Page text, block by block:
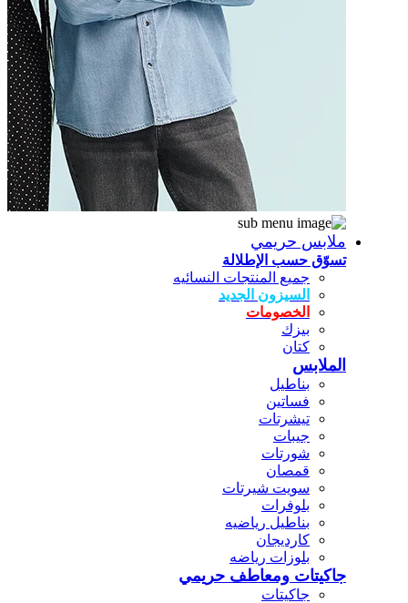
ملابس حريمي
تسوّق حسب الإطلالة
جميع المنتجات النسائيه
السيزون الجديد
الخصومات
بيزك
كتان
الملابس
بناطيل
فساتين
تيشرتات
جيبات
شورتات
قمصان
سويت شيرتات
بلوفرات
بناطيل رياضيه
كارديجان
بلوزات رياضه
جاكيتات ومعاطف حريمي
جاكيتات